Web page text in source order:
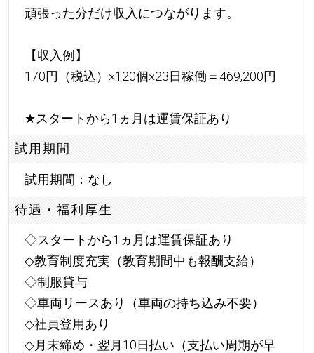
頑張った分だけ収入につながります。
【収入例】
170円（税込）×120個×23日稼働＝469,200円
★スタートから1ヵ月は運賃保証あり
試用期間
試用期間：なし
待遇・福利厚生
◇スタートから1ヵ月は運賃保証あり
◇教育制度充実（教育期間中も報酬支給）
◇制服貸与
◇車両リースあり（車両の持ち込み不要）
◇社員登用あり
◇月末締め・翌月10日払い（支払い周期が早